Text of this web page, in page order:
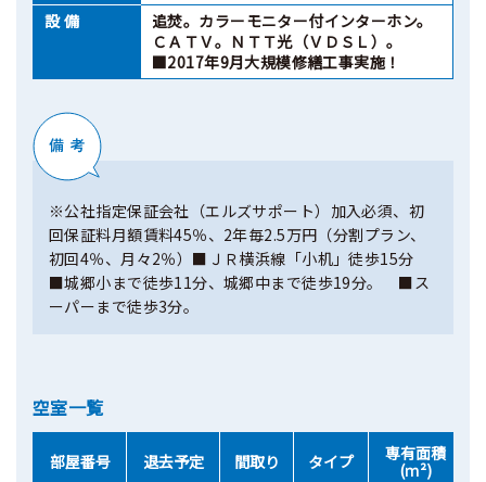
設 備
追焚。カラーモニター付インターホン。
ＣＡＴＶ。ＮＴＴ光（ＶＤＳＬ）。
■2017年9月大規模修繕工事実施！
※公社指定保証会社（エルズサポート）加入必須、初
回保証料月額賃料45％、2年毎2.5万円（分割プラン、
初回4％、月々2％）■ＪＲ横浜線「小机」徒歩15分
■城郷小まで徒歩11分、城郷中まで徒歩19分。 ■ス
ーパーまで徒歩3分。
空室一覧
部屋番号 退去予定 間取り タイプ
専有面積
(ｍ²)